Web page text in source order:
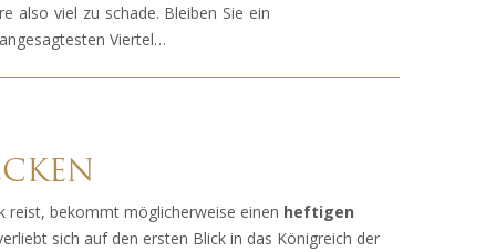
also viel zu schade. Bleiben Sie ein
Viertel…
reist, bekommt möglicherweise einen heftigen
sich auf den ersten Blick in das Königreich der